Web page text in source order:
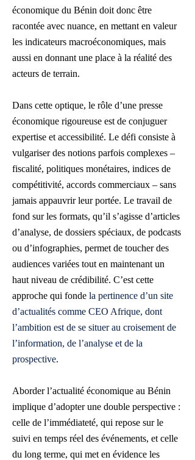
économique du Bénin doit donc être
racontée avec nuance, en mettant en valeur
les indicateurs macroéconomiques, mais
aussi en donnant une place à la réalité des
acteurs de terrain.
Dans cette optique, le rôle d’une presse
économique rigoureuse est de conjuguer
expertise et accessibilité. Le défi consiste à
vulgariser des notions parfois complexes –
fiscalité, politiques monétaires, indices de
compétitivité, accords commerciaux – sans
jamais appauvrir leur portée. Le travail de
fond sur les formats, qu’il s’agisse d’articles
d’analyse, de dossiers spéciaux, de podcasts
ou d’infographies, permet de toucher des
audiences variées tout en maintenant un
haut niveau de crédibilité. C’est cette
approche qui fonde la pertinence d’un site
d’actualités comme CEO Afrique, dont
l’ambition est de se situer au croisement de
l’information, de l’analyse et de la
prospective.
Aborder l’actualité économique au Bénin
implique d’adopter une double perspective :
celle de l’immédiateté, qui repose sur le
suivi en temps réel des événements, et celle
du long terme, qui met en évidence les